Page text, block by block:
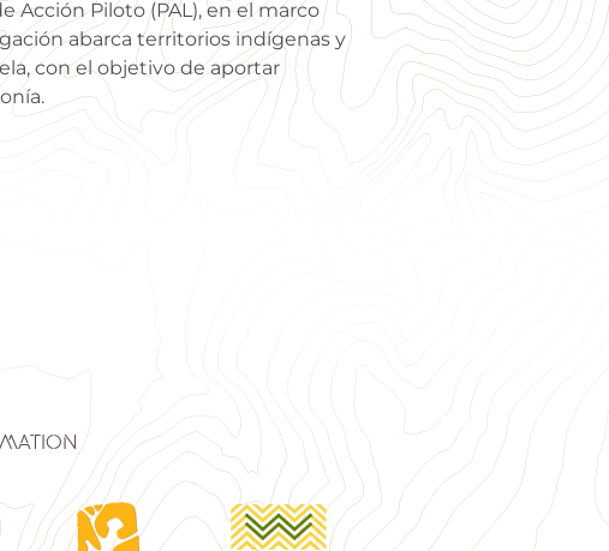
Acción Piloto (PAL), en el marco
abarca territorios indígenas y
con el objetivo de aportar